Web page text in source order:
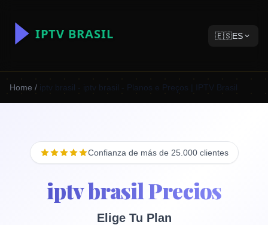
🇪🇸ES
Home / iptv brasil - iptv brasil - Planos e Preços | IPTV Brasil
Confianza de más de 25.000 clientes
iptv brasil Precios
Elige Tu Plan